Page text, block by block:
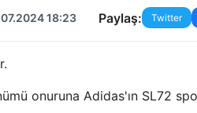
18:23 Paylaş: Twitter
onuruna Adidas'ın SL72